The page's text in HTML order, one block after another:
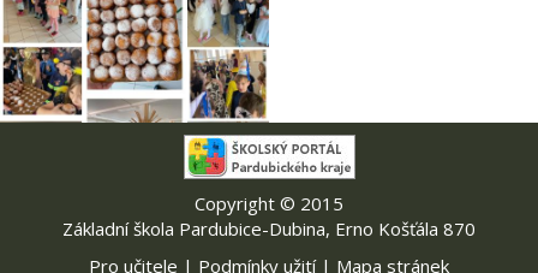
Copyright © 2015
Základní škola Pardubice-Dubina, Erno Košťála 870
Pro učitele | Podmínky užití| Mapa stránek